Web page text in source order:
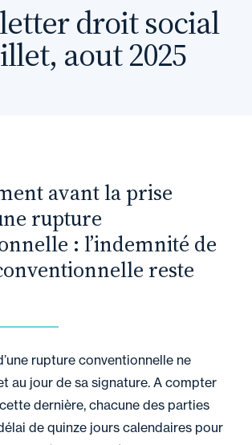
droit social
aout 2025
avant la prise
rupture
: l’indemnité de
reste
rupture conventionnelle ne
au jour de sa signature. A compter
dernière, chacune des parties
de quinze jours calendaires pour